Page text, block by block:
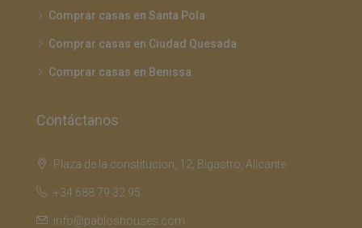
Comprar casas en Santa Pola
Comprar casas en Ciudad Quesada
Comprar casas en Benissa
Contáctanos
Plaza de la constitucion, 12, Bigastro, Alicante
+34 688 79 32 95
info@pabloshouses.com